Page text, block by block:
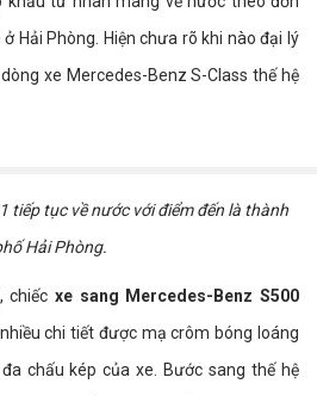
Hải Phòng. Hiện chưa rõ khi nào đại lý
xe Mercedes-Benz S-Class thế hệ
tiếp tục về nước với điểm đến là thành
Hải Phòng.
chiếc xe sang Mercedes-Benz S500
chi tiết được mạ crôm bóng loáng
chấu kép của xe. Bước sang thế hệ